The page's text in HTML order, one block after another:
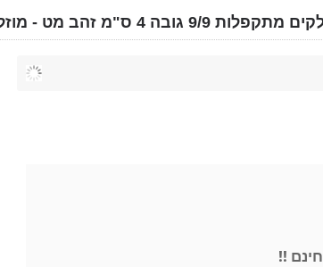
חינם !!